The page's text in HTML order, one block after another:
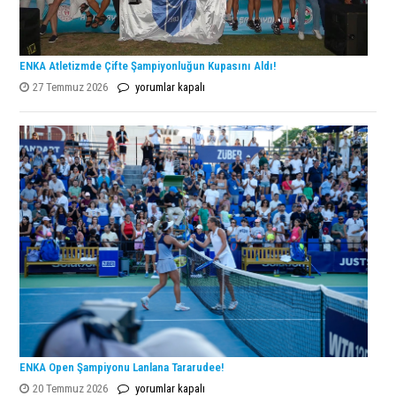
ENKA Atletizmde Çifte Şampiyonluğun Kupasını Aldı!
27 Temmuz 2026
ENKA
Çifte
Şampiyonluğun
Kupasını
Aldı!
için
yorumlar kapalı
ENKA Open Şampiyonu Lanlana Tararudee!
20 Temmuz 2026
ENKA
yorumlar kapalı